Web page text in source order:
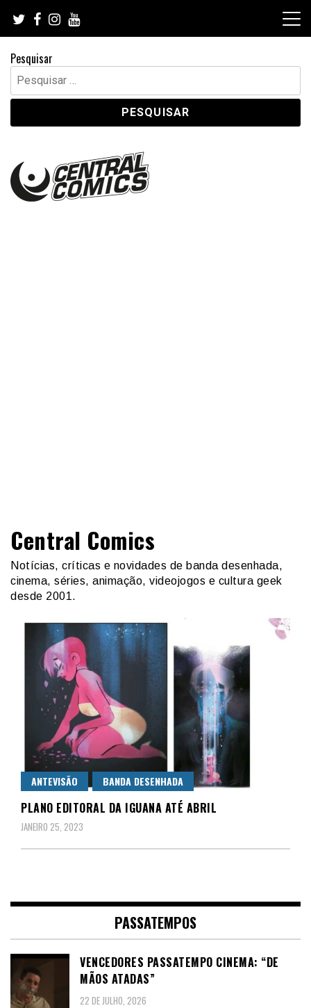
content
Pesquisar
Pesquisar
por:
Central Comics
Notícias, críticas e novidades de banda desenhada,
cinema, séries, animação, videojogos e cultura geek
desde 2001.
ANTEVISÃO BANDA DESENHADA
PLANO EDITORAL DA IGUANA ATÉ ABRIL
JANEIRO 25, 2023
PASSATEMPOS
VENCEDORES PASSATEMPO CINEMA: “DE
MÃOS ATADAS”
22 DE JULHO, 2026